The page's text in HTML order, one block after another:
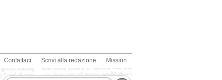
Contattaci Scrivi alla redazione Mission